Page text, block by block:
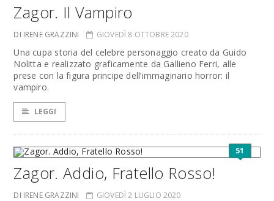
Zagor. Il Vampiro
DI IRENE GRAZZINI GIOVEDÌ 8 OTTOBRE 2020
Una cupa storia del celebre personaggio creato da Guido
Nolitta e realizzato graficamente da Gallieno Ferri, alle
prese con la figura principe dell’immaginario horror: il
vampiro.
LEGGI
51
Zagor. Addio, Fratello Rosso!
DI IRENE GRAZZINI GIOVEDÌ 2 LUGLIO 2020